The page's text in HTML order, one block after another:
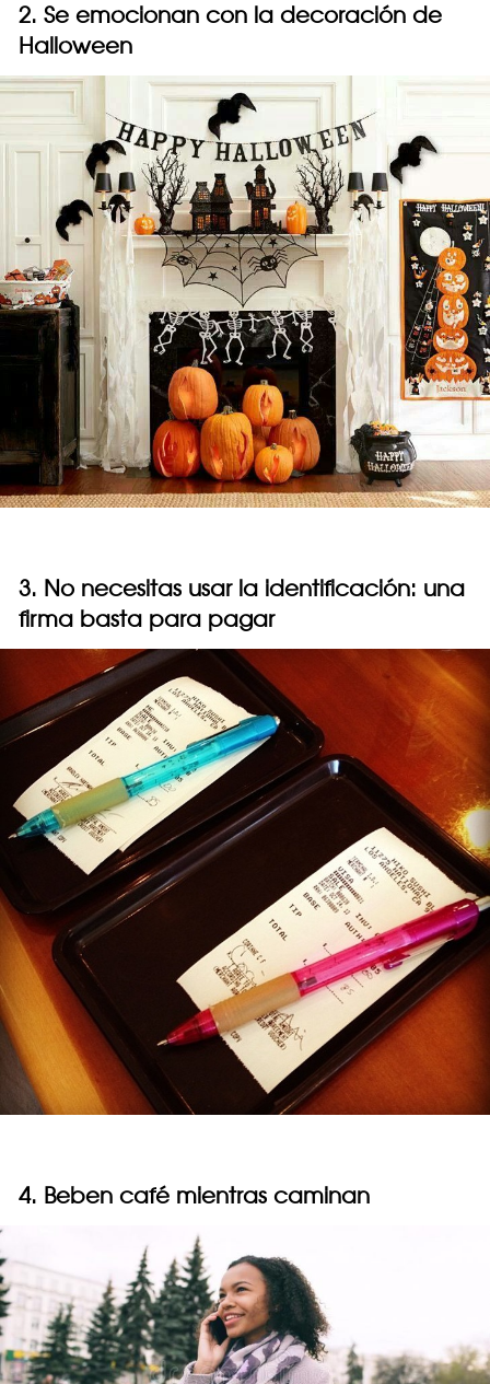
2. Se emocionan con la decoración de
Halloween
3. No necesitas usar la identificación: una
firma basta para pagar
4. Beben café mientras caminan